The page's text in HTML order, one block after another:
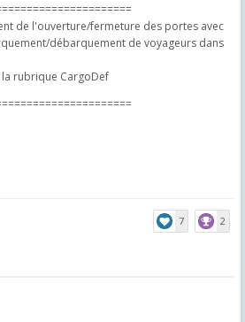
de l'ouverture/fermeture des portes avec
débarquement de voyageurs dans
rubrique CargoDef
7 2